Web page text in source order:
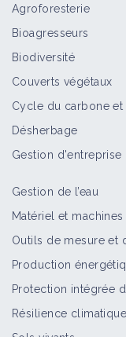
Agroforesterie
Bioagresseurs
Biodiversité
Couverts végétaux
Cycle du carbone et
Désherbage
Gestion d'entreprise
Gestion de l’eau
Matériel et
Outils de mesure et
Production
Protection intégrée
Résilience climatique